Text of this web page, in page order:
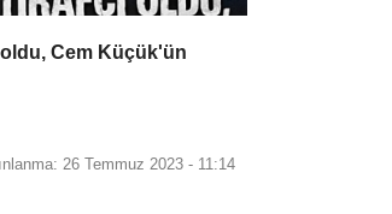
oldu, Cem Küçük'ün
26 Temmuz 2023 - 11:14